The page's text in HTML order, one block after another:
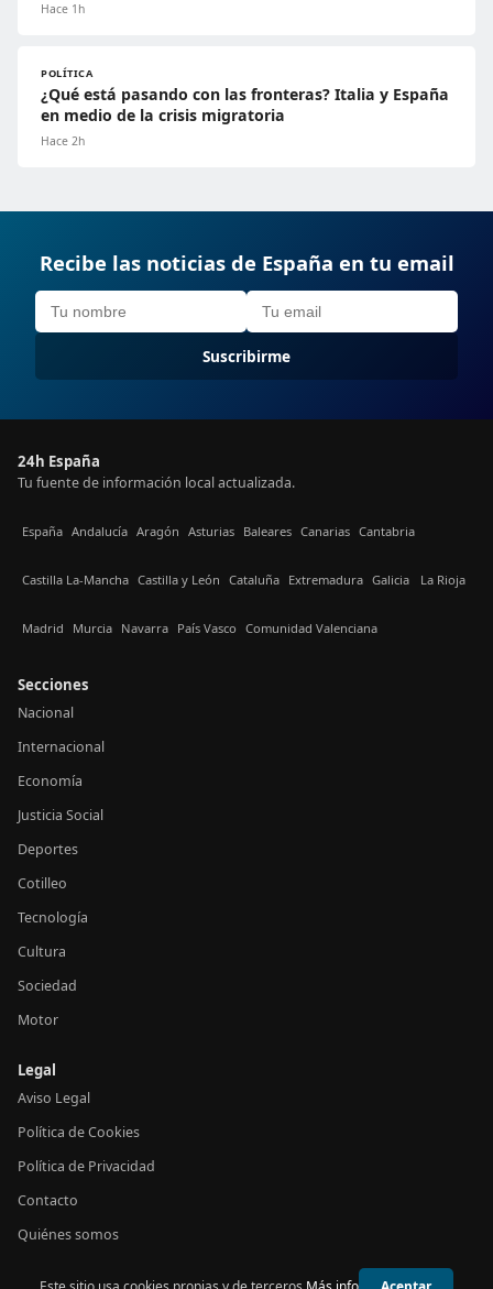
Hace 1h
POLÍTICA
¿Qué está pasando con las fronteras? Italia y España
en medio de la crisis migratoria
Hace 2h
Recibe las noticias de España en tu email
Suscribirme
24h España
Tu fuente de información local actualizada.
España Andalucía Aragón Asturias Baleares Canarias Cantabria
Castilla La-Mancha Castilla y León Cataluña Extremadura Galicia La Rioja
Madrid Murcia Navarra País Vasco Comunidad Valenciana
Secciones
Nacional
Internacional
Economía
Justicia Social
Deportes
Cotilleo
Tecnología
Cultura
Sociedad
Motor
Legal
Aviso Legal
Política de Cookies
Política de Privacidad
Contacto
Quiénes somos